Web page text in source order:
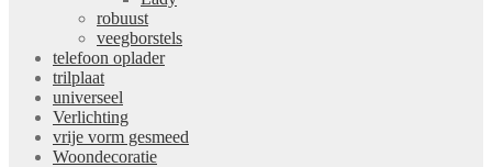
robuust
veegborstels
telefoon oplader
trilplaat
universeel
Verlichting
vrije vorm gesmeed
Woondecoratie